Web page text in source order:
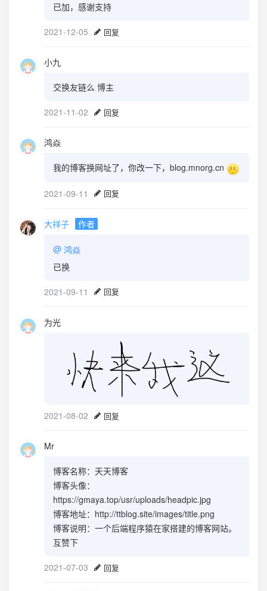
已加，感谢支持
2021-12-05 回复
小九
交换友链么 博主
2021-11-02 回复
鸿焱
我的博客换网址了，你改一下，blog.mnorg.cn
2021-09-11 回复
大祥子 作者
@ 鸿焱
已换
2021-09-11 回复
为光
2021-08-02 回复
Mr
博客名称：天天博客
博客头像：
https://gmaya.top/usr/uploads/headpic.jpg
博客地址：http://ttblog.site/images/title.png
博客说明：一个后端程序猿在家搭建的博客网站。
互赞下
2021-07-03 回复